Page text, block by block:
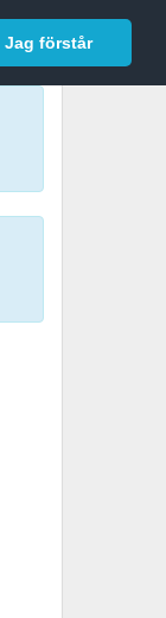
Jag förstår